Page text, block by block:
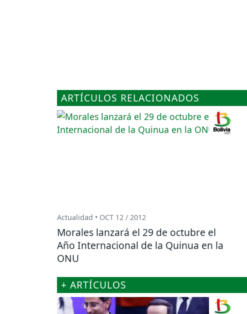
ARTÍCULOS RELACIONADOS
Actualidad • OCT 12 / 2012
Morales lanzará el 29 de octubre el
Año Internacional de la Quinua en la
ONU
+ ARTÍCULOS